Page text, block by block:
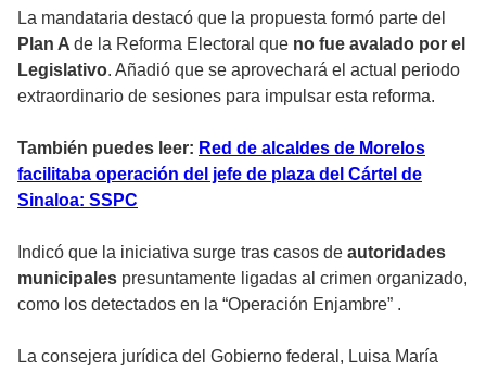
La mandataria destacó que la propuesta formó parte del
Plan A de la Reforma Electoral que no fue avalado por el
Legislativo. Añadió que se aprovechará el actual periodo
extraordinario de sesiones para impulsar esta reforma.
También puedes leer: Red de alcaldes de Morelos
facilitaba operación del jefe de plaza del Cártel de
Sinaloa: SSPC
Indicó que la iniciativa surge tras casos de autoridades
municipales presuntamente ligadas al crimen organizado,
como los detectados en la “Operación Enjambre” .
La consejera jurídica del Gobierno federal, Luisa María